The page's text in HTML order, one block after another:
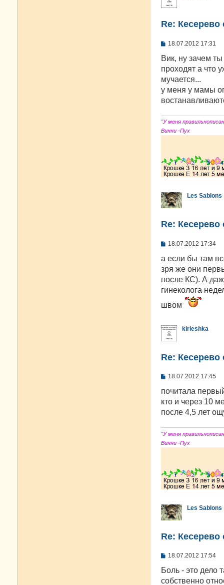
Re: Кесерево
С
о
щ
е
н
и
е
18.07.2012 17:31
Вик, ну зачем
проходят а что
мучается...
у меня у мамы
"У меня
Винни -Пух
Les Sablons
Re: Кесерево
С
о
щ
е
и
18.07.2012 17:34
а если бы там
зря же они
после КС). А
гинеколога
швом
kirieshka
Re: Кесерево
С
о
щ
е
е
18.07.2012 17:45
почитала
кто и через 10
после 4,5 лет
"У меня
Винни -Пух
Les Sablons
Re: Кесерево
С
о
щ
18.07.2012 17:54
Боль - это дело
собственно